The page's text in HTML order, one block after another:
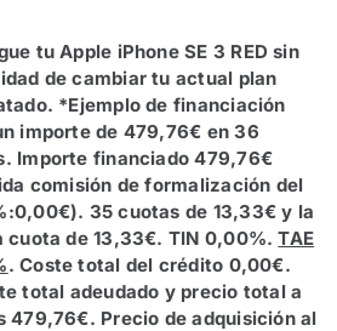
tu Apple iPhone SE 3 RED sin
de cambiar tu actual plan
*Ejemplo de financiación
importe de 479,76€ en 36
Importe financiado 479,76€
comisión de formalización del
35 cuotas de 13,33€ y la
cuota de 13,33€. TIN 0,00%.TAE
. Coste total del crédito 0,00€.
total adeudado y precio total a
479,76€. Precio de adquisición al